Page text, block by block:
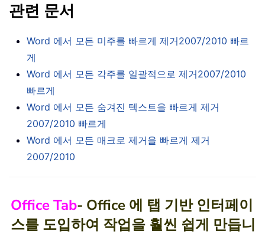
관련 문서
Word 에서 모든 미주를 빠르게 제거2007/2010 빠르
게
Word 에서 모든 각주를 일괄적으로 제거2007/2010
빠르게
Word 에서 모든 숨겨진 텍스트을 빠르게 제거
2007/2010 빠르게
Word 에서 모든 매크로 제거을 빠르게 제거
2007/2010
Office Tab- Office 에 탭 기반 인터페이
스를 도입하여 작업을 훨씬 쉽게 만듭니